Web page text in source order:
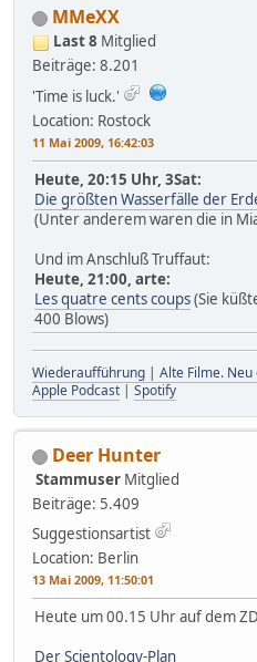
MMeXX
Last 8 Mitglied
Beiträge: 8.201
'Time is luck.'
Location: Rostock
11 Mai 2009, 16:42:03
Heute, 20:15 Uhr, 3Sat:
Die größten Wasserfälle der
(Unter anderem waren die in
Und im Anschluß Truffaut:
Heute, 21:00, arte:
Les quatre cents coups(Sie
400 Blows)
Wiederaufführung | Alte Filme. Neu
Apple Podcast
Spotify
Deer Hunter
Stammuser Mitglied
Beiträge: 5.409
Suggestionsartist
Location: Berlin
13 Mai 2009, 11:50:01
Heute um 00.15 Uhr auf dem
Der Scientology-Plan